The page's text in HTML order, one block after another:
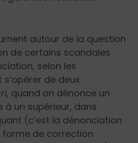
autour de la question
de certains scandales
selon les
de deux
, quand on dénonce un
à un supérieur, dans
(c’est la dénonciation
forme de correction